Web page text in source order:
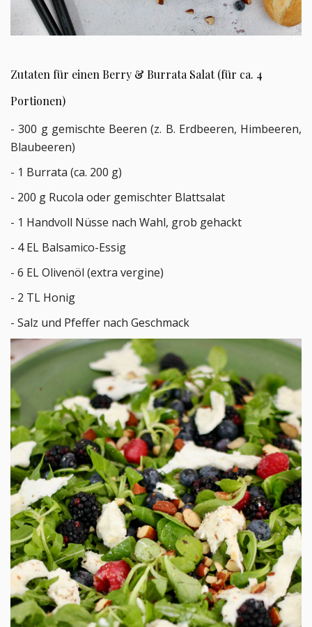
Zutaten für einen Berry & Burrata Salat (für ca. 4
Portionen)
- 300 g gemischte Beeren (z. B. Erdbeeren, Himbeeren,
Blaubeeren)
- 1 Burrata (ca. 200 g)
- 200 g Rucola oder gemischter Blattsalat
- 1 Handvoll Nüsse nach Wahl, grob gehackt
- 4 EL Balsamico-Essig
- 6 EL Olivenöl (extra vergine)
- 2 TL Honig
- Salz und Pfeffer nach Geschmack